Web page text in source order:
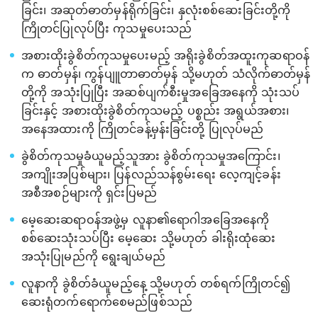
ခြင်း၊ အဆုတ်ဓာတ်မှန်ရိုက်ခြင်း၊ နှလုံးစစ်ဆေးခြင်းတို့ကို
ကြိုတင်ပြုလုပ်ပြီး ကုသမှုပေးသည်
အစားထိုးခွဲစိတ်ကုသမှုပေးမည့် အရိုးခွဲစိတ်အထူးကုဆရာဝန်
က ဓာတ်မှန်၊ ကွန်ပျူတာဓာတ်မှန် သို့မဟုတ် သံလိုက်ဓာတ်မှန်
တို့ကို အသုံးပြုပြီး အဆစ်ပျက်စီးမှုအခြေအနေကို သုံးသပ်
ခြင်းနှင့် အစားထိုးခွဲစိတ်ကုသမည့် ပစ္စည်း အရွယ်အစား၊
အနေအထားကို ကြိုတင်ခန့်မှန်းခြင်းတို့ ပြုလုပ်မည်
ခွဲစိတ်ကုသမှုခံယူမည့်သူအား ခွဲစိတ်ကုသမှုအကြောင်း၊
အကျိုးအပြစ်များ၊ ပြန်လည်သန်စွမ်းရေး လေ့ကျင့်ခန်း
အစီအစဉ်များကို ရှင်းပြမည်
မေ့ဆေးဆရာဝန်အဖွဲ့မှ လူနာ၏ရောဂါအခြေအနေကို
စစ်ဆေးသုံးသပ်ပြီး မေ့ဆေး သို့မဟုတ် ခါးရိုးထုံဆေး
အသုံးပြုမည်ကို ရွေးချယ်မည်
လူနာကို ခွဲစိတ်ခံယူမည့်နေ့ သို့မဟုတ် တစ်ရက်ကြိုတင်၍
ဆေးရုံတက်ရောက်စေမည်ဖြစ်သည်